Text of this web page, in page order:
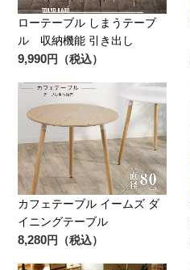
ローテーブル しまうテーブ
ル 収納機能 引き出し
9,990円（税込）
カフェテーブル イームズ ダ
イニングテーブル
8,280円（税込）